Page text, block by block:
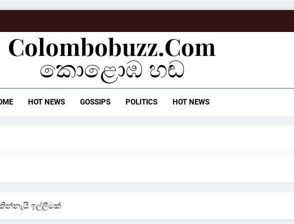
Colombobuzz.com
කොළොඹ හඬ
HOT NEWS GOSSIPS POLITICS HOT NEWS
ඉල්ලීමක්